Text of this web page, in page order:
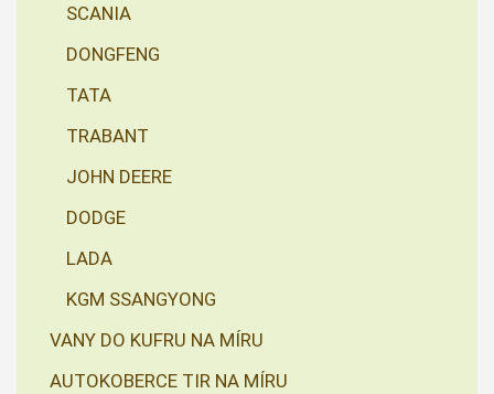
SCANIA
DONGFENG
TATA
TRABANT
JOHN DEERE
DODGE
LADA
KGM SSANGYONG
VANY DO KUFRU NA MÍRU
AUTOKOBERCE TIR NA MÍRU